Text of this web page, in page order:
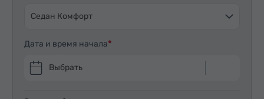
Седан Комфорт
Дата и время начала
Выбрать